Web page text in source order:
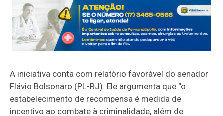
A iniciativa conta com relatório favorável do senador
Flávio Bolsonaro (PL-RJ). Ele argumenta que “o
estabelecimento de recompensa é medida de
incentivo ao combate à criminalidade, além de